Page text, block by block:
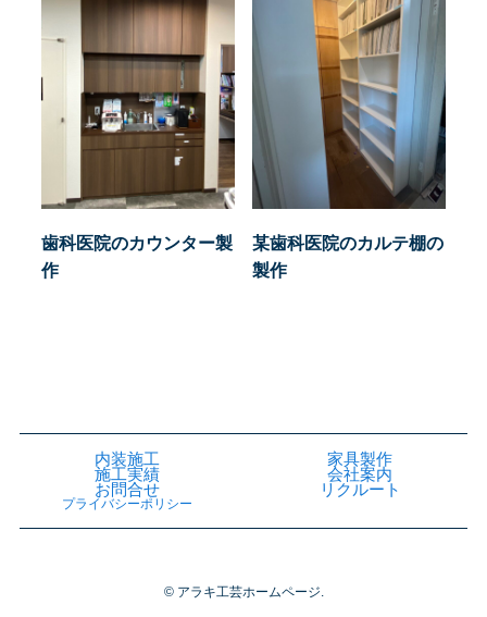
歯科医院のカウンター製
作
某歯科医院のカルテ棚の
製作
内装施工
家具製作
施工実績
会社案内
お問合せ
リクルート
プライバシーポリシー
©アラキ工芸ホームページ.